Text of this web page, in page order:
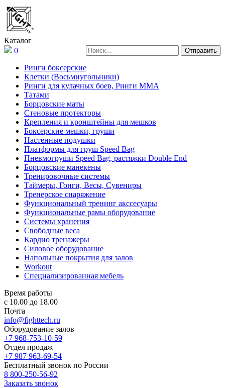
Каталог
0
Ринги боксерские
Клетки (Восьмиугольники)
Ринги для кулачных боев, Ринги ММА
Татами
Борцовские маты
Стеновые протекторы
Крепления и кронштейны для мешков
Боксерские мешки, груши
Настенные подушки
Платформы для груш Speed Bag
Пневмогруши Speed Bag, растяжки Double End
Борцовские манекены
Тренировочные системы
Таймеры, Гонги, Весы, Сувениры
Тренерское снаряжение
Функциональный тренинг акссесуары
Функциональные рамы оборудование
Системы хранения
Свободные веса
Кардио тренажеры
Силовое оборудование
Напольные покрытия для залов
Workout
Специализированная мебель
Время работы
с 10.00 до 18.00
Почта
info@fighttech.ru
Оборудование залов
+7 968-753-10-59
Отдел продаж
+7 987 963-69-54
Бесплатный звонок по России
8 800-250-56-92
Заказать звонок